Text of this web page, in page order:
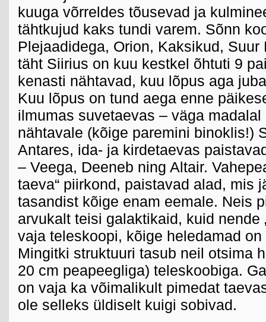
kuuga võrreldes tõusevad ja
tähtkujud kaks tundi varem. Sõnn
Plejaadidega, Orion, Kaksikud,
täht Siirius on kuu kestkel õhtuti 9
kenasti nähtavad, kuu lõpus aga
Kuu lõpus on tund aega enne
ilmumas suvetaevas – väga
nähtavale (kõige paremini binoklis!)
Antares, ida- ja kirdetaevas
– Veega, Deeneb ning Altair.
taeva“ piirkond, paistavad alad, mis
tasandist kõige enam eemale. Neis
arvukalt teisi galaktikaid, kuid nende
vaja teleskoopi, kõige heledamad
Mingitki struktuuri tasub neil otsima
20 cm peapeegliga) teleskoobiga.
on vaja ka võimalikult pimedat
ole selleks üldiselt kuigi sobivad.